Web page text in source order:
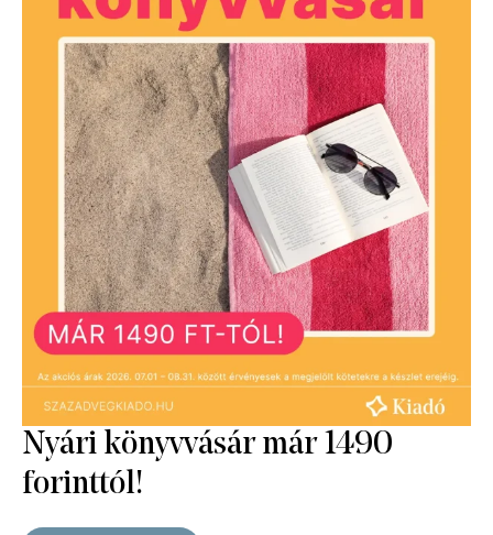
Extra digitális tartalmak
A szerző további kötetei
Nyári könyvvásár már 1490
forinttól!